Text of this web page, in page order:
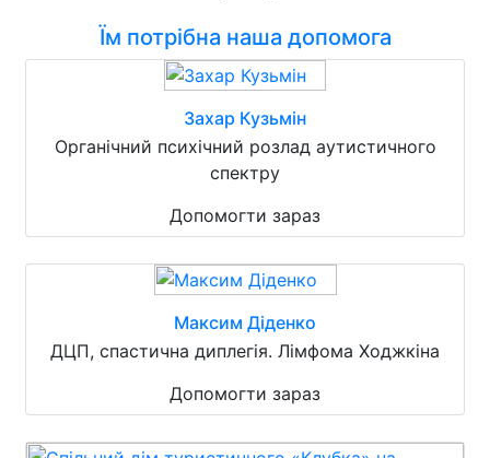
Їм потрібна наша допомога
Захар Кузьмін
Органічний психічний розлад аутистичного
спектру
Допомогти зараз
Максим Діденко
ДЦП, спастична диплегія. Лімфома Ходжкіна
Допомогти зараз